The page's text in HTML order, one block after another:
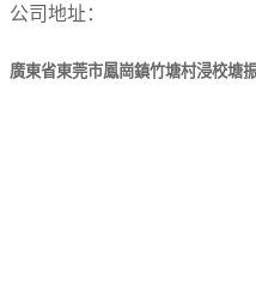
公司地址：
廣東省東莞市鳳崗鎮竹塘村浸校塘